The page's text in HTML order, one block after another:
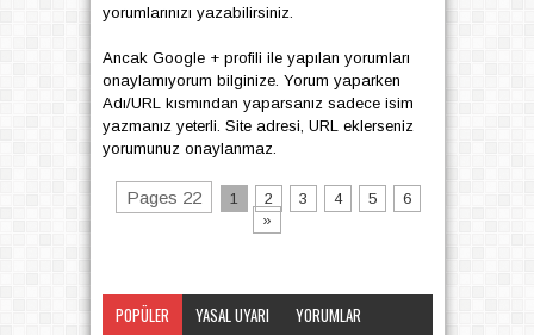
yorumlarınızı yazabilirsiniz.
Ancak Google + profili ile yapılan yorumları
onaylamıyorum bilginize. Yorum yaparken
Adı/URL kısmından yaparsanız sadece isim
yazmanız yeterli. Site adresi, URL eklerseniz
yorumunuz onaylanmaz.
Pages 22 1 2 3 4 5
6
»
POPÜLER YASAL UYARI
YORUMLAR